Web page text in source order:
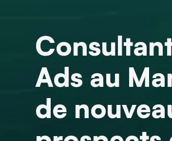
SEO
Son site en
ADS
Des clients grâce
Ads au
de